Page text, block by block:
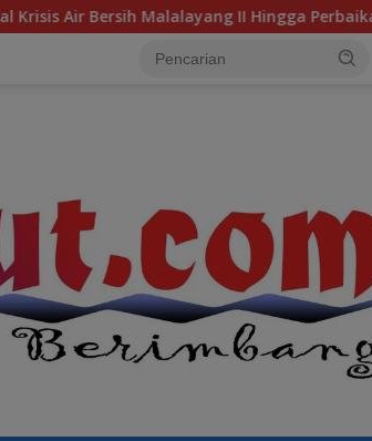
II Hingga Perbaikan Infrastruktur